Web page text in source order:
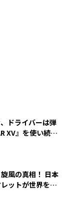
ドライバーは弾
XV』を使い続け
風の真相！ 日本
ットが世界を席